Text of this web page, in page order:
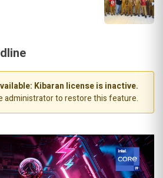
Kibaran license is inactive.
administrator to restore this feature.